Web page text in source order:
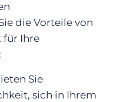
die Vorteile von
für Ihre
Sie
sich in Ihrem